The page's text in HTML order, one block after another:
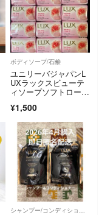
ボディソープ/石鹸
ユニリーバジャパンL
UXラックスビューテ
ィソープソフトローズ
¥1,500
シャンプー/コンディショナーセット